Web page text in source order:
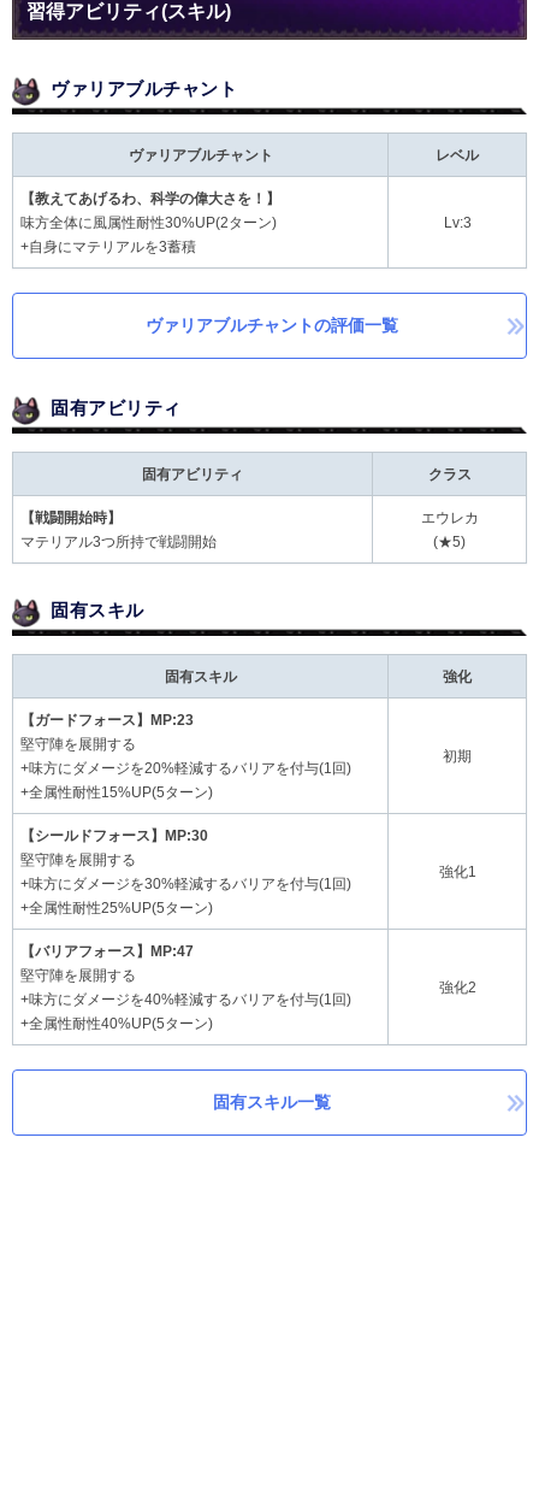
習得アビリティ(スキル)
ヴァリアブルチャント
ヴァリアブルチャント レベル
【教えてあげるわ、科学の偉大さを！】
味方全体に風属性耐性30%UP(2ターン)
+自身にマテリアルを3蓄積
Lv:3
ヴァリアブルチャントの評価一覧
固有アビリティ
固有アビリティ クラス
【戦闘開始時】
マテリアル3つ所持で戦闘開始
エウレカ
(★5)
固有スキル
固有スキル 強化
【ガードフォース】MP:23
堅守陣を展開する
+味方にダメージを20%軽減するバリアを付与(1回)
+全属性耐性15%UP(5ターン)
初期
【シールドフォース】MP:30
堅守陣を展開する
+味方にダメージを30%軽減するバリアを付与(1回)
+全属性耐性25%UP(5ターン)
強化1
【バリアフォース】MP:47
堅守陣を展開する
+味方にダメージを40%軽減するバリアを付与(1回)
+全属性耐性40%UP(5ターン)
強化2
固有スキル一覧